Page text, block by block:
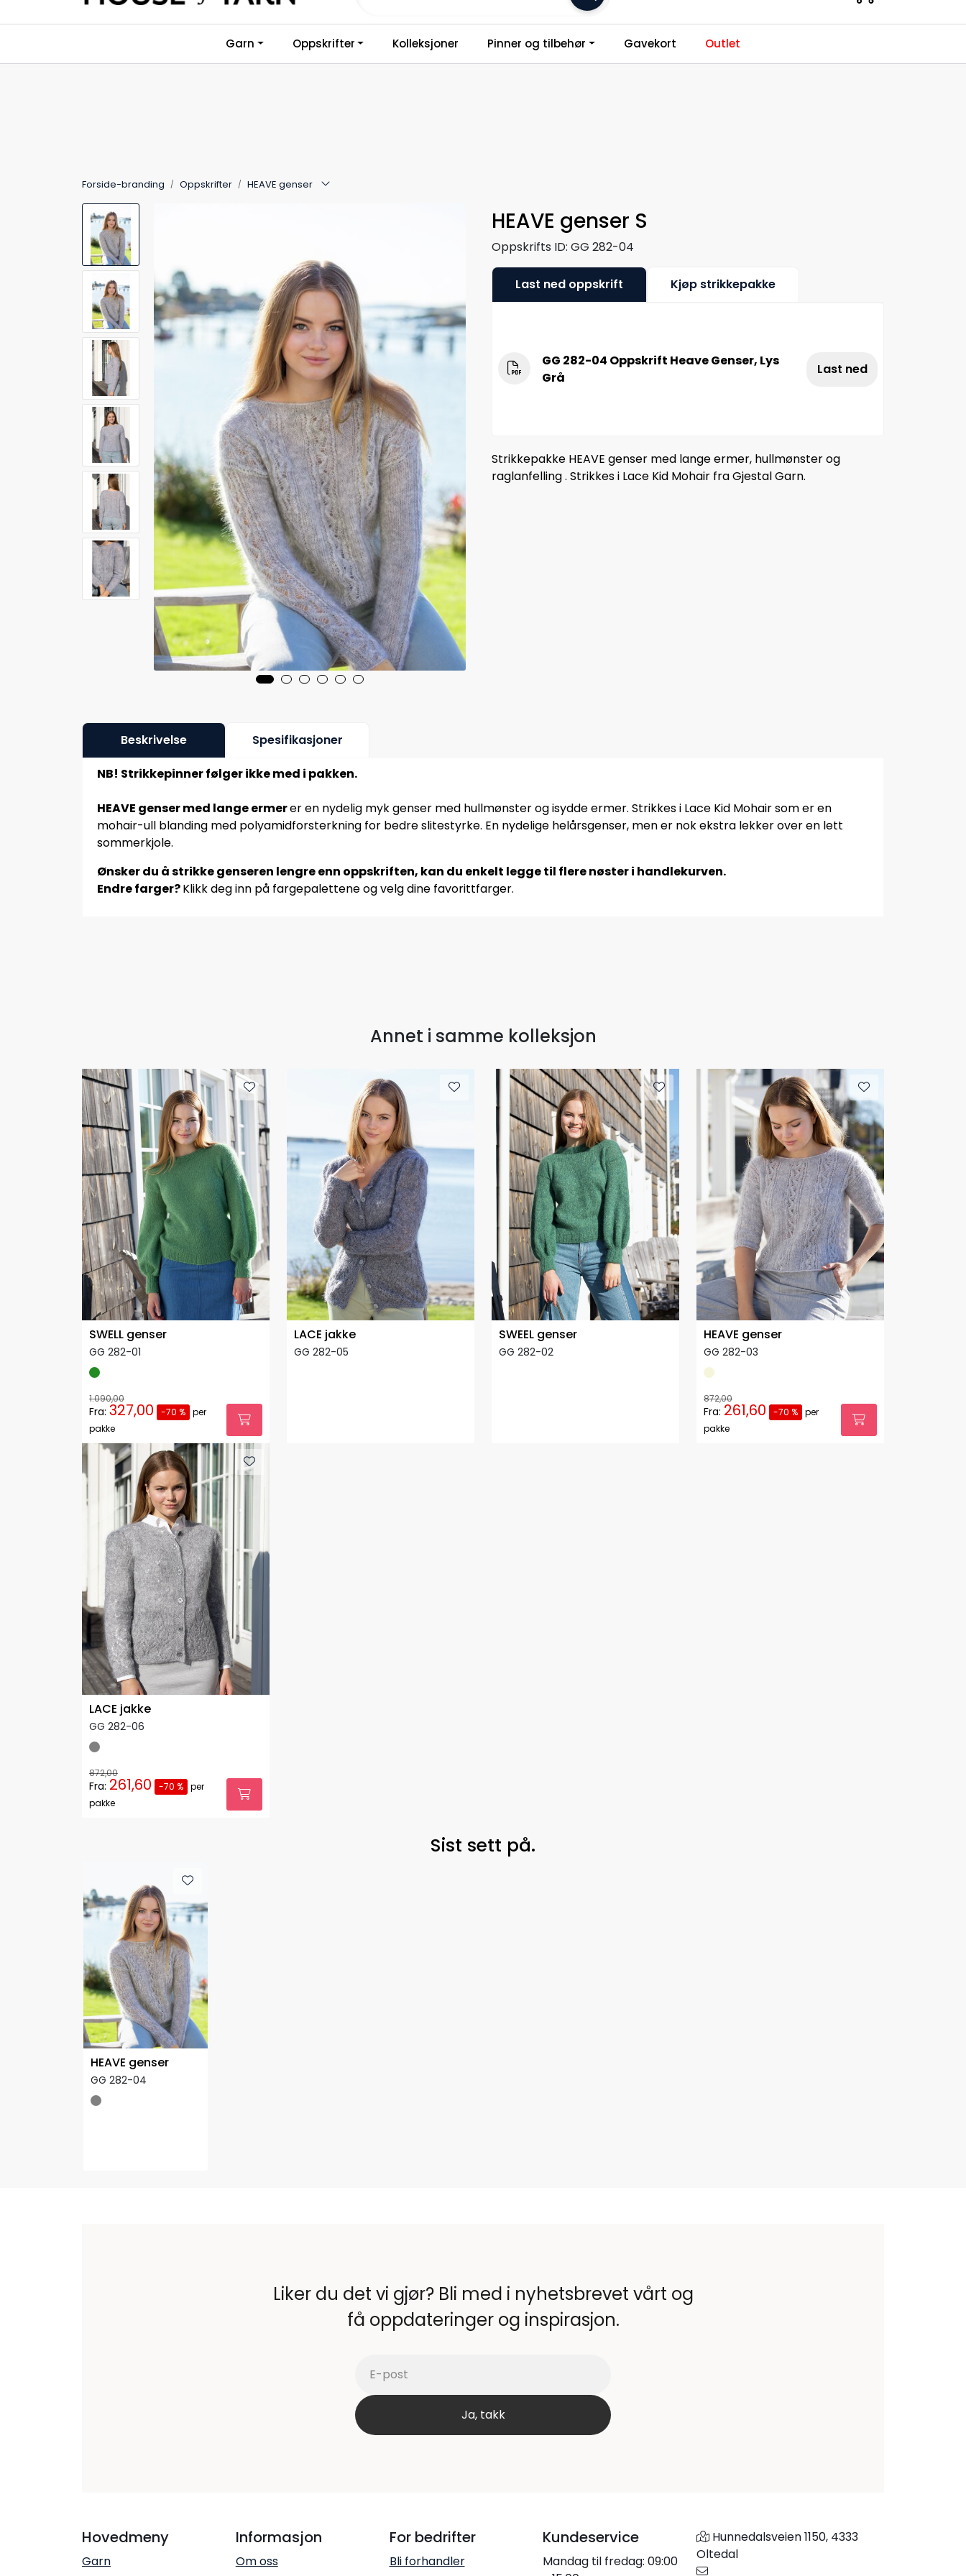
Skip to main content
Kundeservice
Garn Oppskrifter Kolleksjoner Pinner og tilbehør Gavekort Outlet
Forside-branding Oppskrifter HEAVE genser
HEAVE genser S
Oppskrifts ID: GG 282-04
Last ned oppskrift Kjøp strikkepakke
GG 282-04 Oppskrift Heave Genser, Lys
Grå
Last ned
Strikkepakke HEAVE genser med lange ermer, hullmønster og
raglanfelling . Strikkes i Lace Kid Mohair fra Gjestal Garn.
Beskrivelse Spesifikasjoner
NB! Strikkepinner følger ikke med i pakken.
HEAVE genser med lange ermerer en nydelig myk genser med hullmønster og isydde ermer. Strikkes i Lace Kid Mohair som er en
mohair-ull blanding med polyamidforsterkning for bedre slitestyrke. En nydelige helårsgenser, men er nok ekstra lekker over en lett
sommerkjole.
Ønsker du å strikke genseren lengre enn oppskriften, kan du enkelt legge til flere nøster i handlekurven.
Endre farger?Klikk deg inn på fargepalettene og velg dine favorittfarger.
Annet i samme kolleksjon
SWELL genser
GG 282-01
1.090,00
Fra: 327,00 -70 % per
pakke
LACE jakke
GG 282-05
SWEEL genser
GG 282-02
HEAVE genser
GG 282-03
872,00
Fra: 261,60 -70 % per
pakke
LACE jakke
GG 282-06
872,00
Fra: 261,60 -70 % per
pakke
Sist sett på.
HEAVE genser
GG 282-04
Liker du det vi gjør? Bli med i nyhetsbrevet vårt og
få oppdateringer og inspirasjon.
Hovedmeny
Garn
Informasjon
Om oss
For bedrifter
Bli forhandler
Kundeservice
Mandag til fredag: 09:00
Hunnedalsveien 1150, 4333
Oltedal